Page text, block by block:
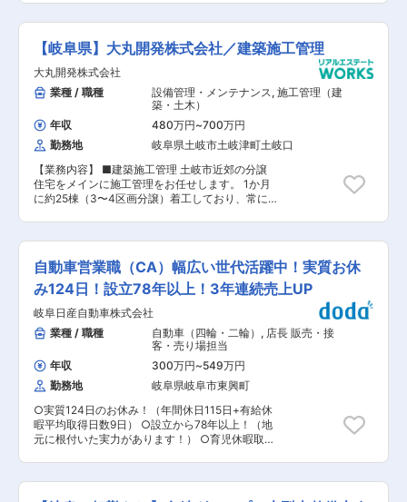
◆転勤無/成長率No.1ハウスメーカー/高品質の家
づくり/資格祝金最大200万円 ～頑張りが評価・
ティブあり／追い風◎売上成長率No.1のハウスメ
ーカー～ ■はたらく環境： 2010年に設立され、
事業発展を続けてきた当社。社員1人1人が会社を
つくっていくという気概の元働いています。積極
的なチャレンジも推奨しており、1人1人が意見を
言いやすい社風です。また、「家族の支え、理解
があってこそ、楽しく仕事ができる」という社長
の考えもあり、自分の仕事や、どんな方々と働い
ているのかということを理解してもらう、日ごろ
の支えに感謝する意味も込めて季節に合わせて、
パートナー企業、家族も参加できる社内イベント
ー、夏には家族キャンプ、社員旅行と盛り沢山の
イベントで社員全員が楽しんでます。 また、勤務
力。お客様のご都合で休日出勤等が発生した場合
は、必ず振休を取得いただきます。
ただきます。 【具体的には】 （1）プロジェクト
の引き継ぎ・現地調査 用地仕入れ担当者から
土地を引き継ぎ、高低差や周囲の状況を確認
（2）許認可・設計認可図面の精査 行政への
各種許 (開発許可等) の発注および、造成図面のチ
ェック （3）積算・発注業務 協力会社への見
積依頼、内容の精査、工事の受発注手続き （4）
現場管理 (施工管理) 造成工事の現場にて、工
程通りに進んでいるか、品質に問題がないかの管
理 （5）完了検査・引き渡し 工事完了後の検
査立ち会い、および建築部門やお客様への引き渡
し業 ＜入社後の流れ＞ 入社後、いきなり現場を
一人でお任せすることはありません。 以下の3ス
る「座学研修」 「都市計画法」や「各自治体の条
例」など、宅地造成に欠かせない法律の基礎知識
を学びます。専門的な内容ですが、一つひとつ丁
寧にレクチャーします。 （2）先輩との「現場同
行」 先輩の現場へ同行。現場での確認事項、協力
会社様との打ち合わせ、書類の作り方など、実務
のリアルな流れを間近で吸収してください。
（3）「担当現場」デビュー 早い方であれば1ヶ
月以内には、先輩のサポートのもと、自身の担当
現場を持っていただきます。常に相談できる環境
ですので、安心して独り立ちを目指せます。 ＜
DX・ITツールの活用について＞ 当社では業務効
います。 「難しそう」と感じるかもしれません
が、操作方法は入社後にイチからお教えします。
「普段からパソコンを触ることに抵抗がない」と
いう方であれば、すぐに使いこなせるようになり
【岐阜県】大丸開発株式会社／建築施工管理
大丸開発株式会社
業種 / 職種
設備管理・メンテナンス, 施工管理（建
築・土木）
年収
480万円~700万円
勤務地
岐阜県土岐市土岐津町土岐口
【業務内容】 ■建築施工管理 土岐市近郊の分譲
住宅をメインに施工管理をお任せします。 1か月
に約25棟（3〜4区画分譲）着工しており、常に
います。 ※ゆくゆくは、部長や建築部門の統括責
任者のポジションも狙えます。 ＜募集背景＞ 業
績好調による増員の為 【具体的には】 ■木造戸
建/木造集合住宅の建築施工管理 ■各業者との単
価決め ■納品、前工程・後工程の調整 ■現場に立
ち会い、各業者と施工確認 ■各業者との受発注管
理（ANDPADを利用） ＜1日の流れ＞ ※工期や現
場によるので一例 9:00 出勤・朝礼 10:00～
12:00 現場施工管理 12:00～13:00 昼休み
13:00～17:00 午後の作業監督 17:30～18:00
書類作成·報告 18:00 退社 【会社概要】 1988年
創業の住宅メーカーです。 地域密着の事業展開に
より、これまで安定的な成長を続けて参りまし
た。 「家賃で購入できるくらいの価格帯で、広い
敷地・標準仕様の照明、カーポートを提供できる
同社は、4組に1組のお客様にご購入いただけるよ
自動車営業職（CA）幅広い世代活躍中！実質お休
み124日！設立78年以上！3年連続売上UP
岐阜日産自動車株式会社
業種 / 職種
自動車（四輪・二輪） , 店長 販売・接
客・売り場担当
年収
300万円~549万円
勤務地
岐阜県岐阜市東興町
○実質124日のお休み！（年間休日115日+有給休
暇平均取得日数9日） ○設立から78年以上！（地
元に根付いた実力があります！） ○育児休暇取得
もOK！） ■仕事内容 ・自動車の販売 担当のお客
さまや新規来店のお客さまへ日産全車種の新車販